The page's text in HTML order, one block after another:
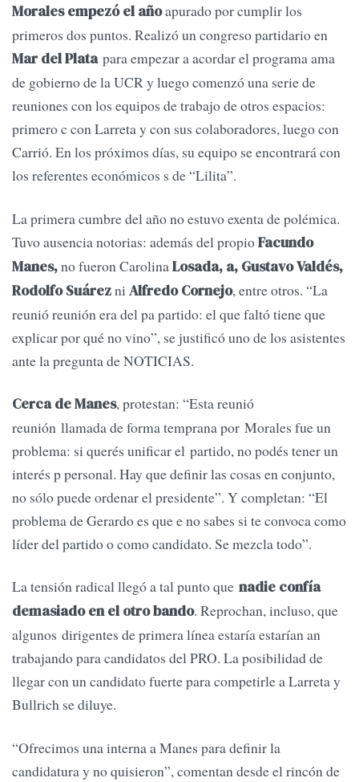
Morales empezó el añoapurado por cumplir los
primeros dos puntos. Realizó un congreso partidario en
Mar del Platapara empezar a acordar el programa ama
de gobierno de la UCR y luego comenzó una serie de
reuniones con los equipos de trabajo de otros espacios:
primero c con Larreta y con sus colaboradores, luego con
Carrió. En los próximos días, su equipo se encontrará con
los referentes económicos s de “Lilita”.
La primera cumbre del año no estuvo exenta de polémica.
Tuvo ausencia notorias: además del propioFacundo
Manes,no fueron CarolinaLosada, a, Gustavo Valdés,
Rodolfo Suárezni Alfredo Cornejo, entre otros. “La
reunió reunión era del pa partido: el que faltó tiene que
explicar por qué no vino”, se justificó uno de los asistentes
ante la pregunta de NOTICIAS.
Cerca de Manes, protestan: “Esta reunió
reunión llamada de forma temprana por Morales fue un
problema: si querés unificar el partido, no podés tener un
interés p personal. Hay que definir las cosas en conjunto,
no sólo puede ordenar el presidente”. Y completan: “El
problema de Gerardo es que e no sabes si te convoca como
líder del partido o como candidato. Se mezcla todo”.
La tensión radical llegó a tal punto que nadie confía
demasiado en el otro bando. Reprochan, incluso, que
algunos dirigentes de primera línea estaría estarían an
trabajando para candidatos del PRO. La posibilidad de
llegar con un candidato fuerte para competirle a Larreta y
Bullrich se diluye.
“Ofrecimos una interna a Manes para definir la
candidatura y no quisieron”, comentan desde el rincón de